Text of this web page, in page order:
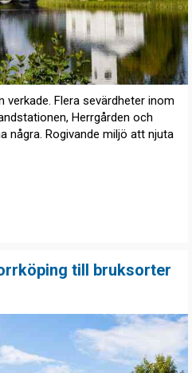
Flera sevärdheter inom
Herrgården och
några. Rogivande miljö att njuta
till bruksorter